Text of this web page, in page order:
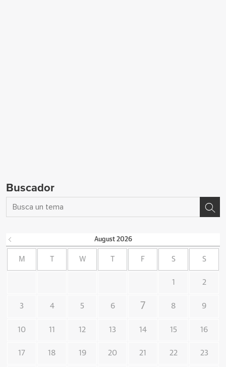
Buscador
August 2026
M W F S S
1 2
3 4 5 6 7 8 9
10 11 12 13 14 15 16
17 18 19 20 21 22 23